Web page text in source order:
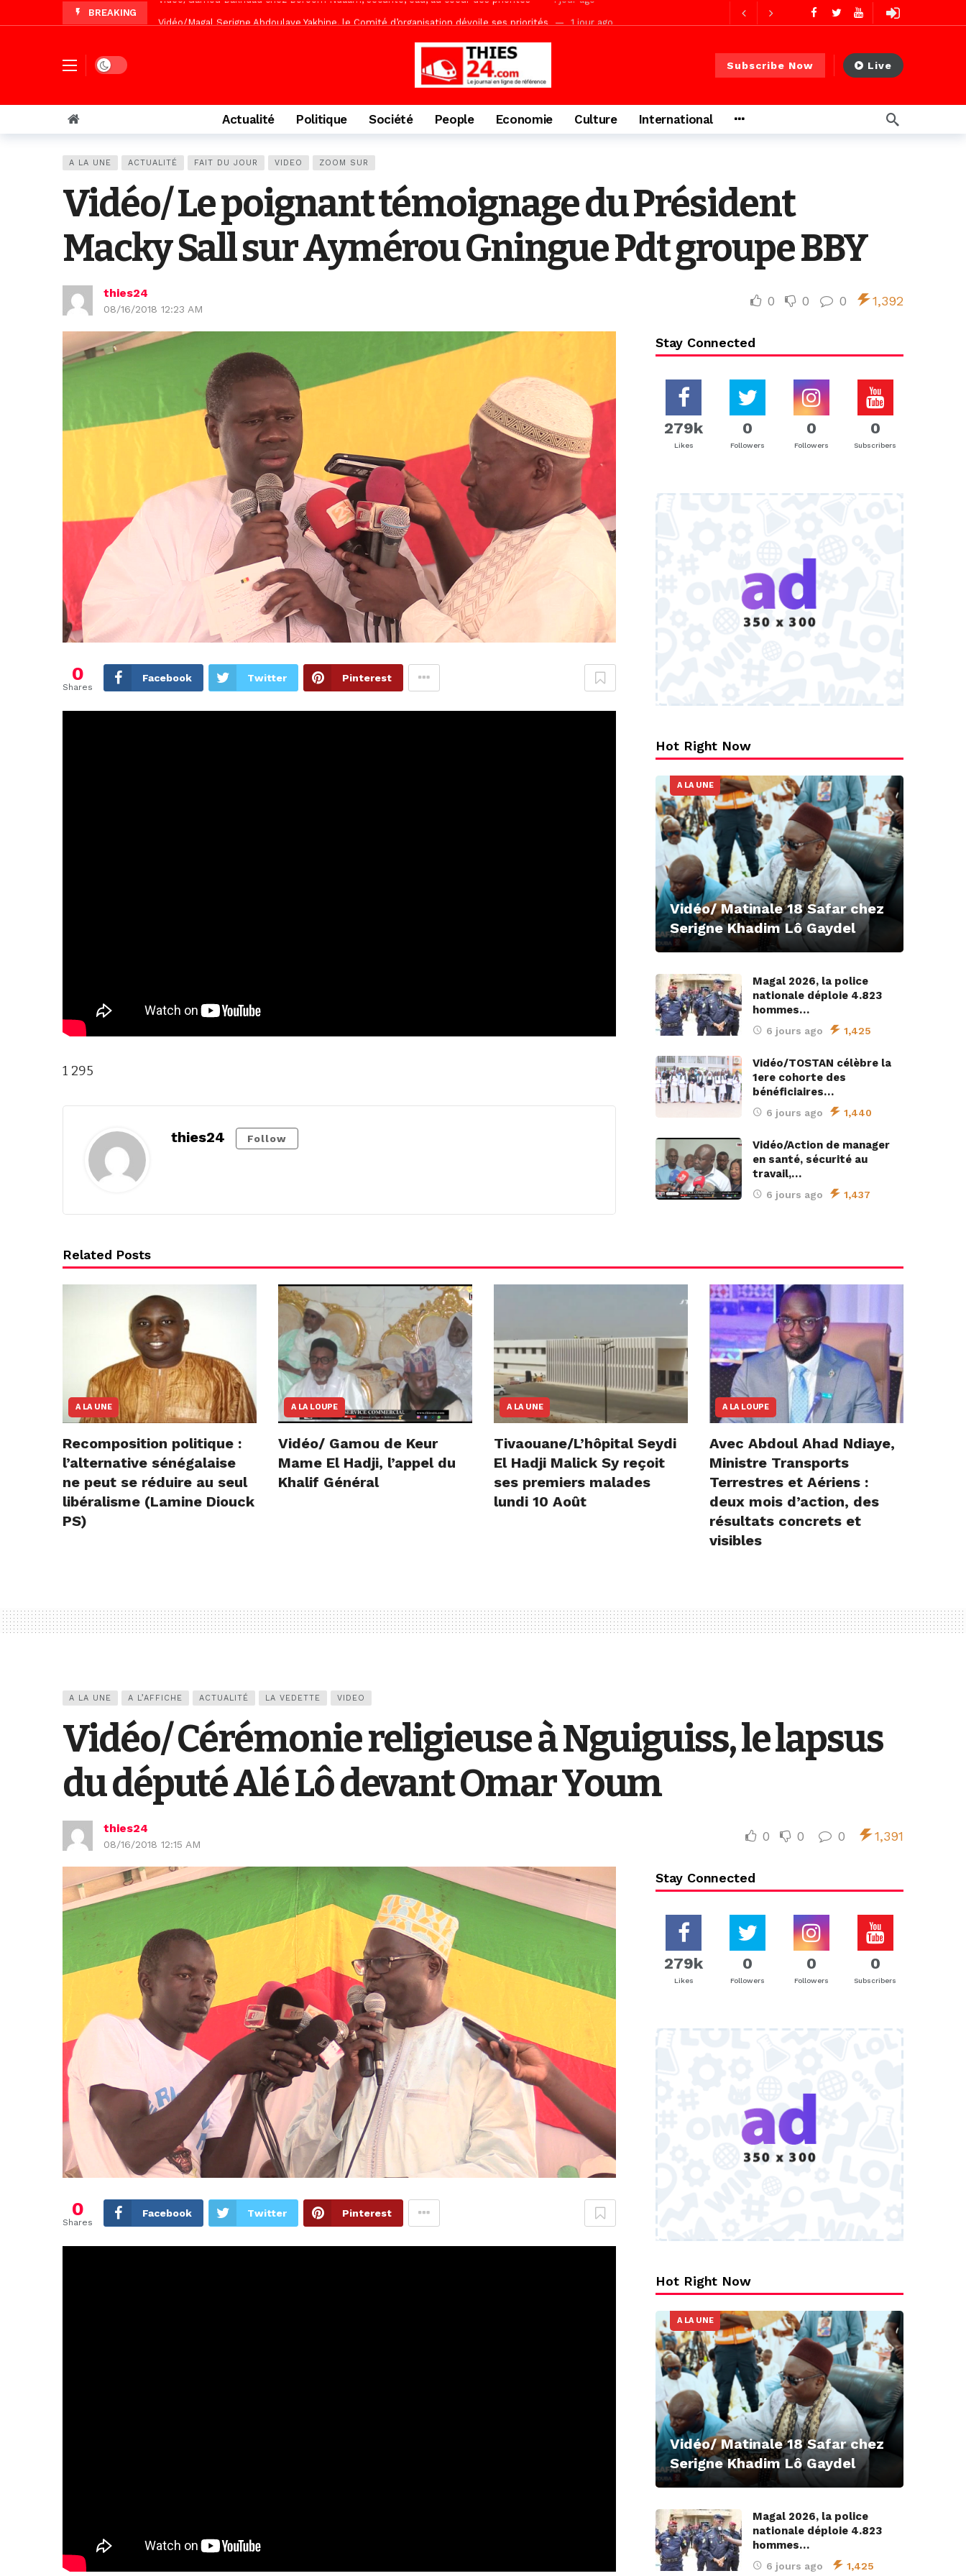
BREAKING
Tivaouane/L’hôpital Seydi El Hadji Malick Sy reçoit ses premiers malades lundi 10 Août
Vidéo/Une première, lancement de vacances agricoles au Lycée Malick Sy de Thiès
Dark mode Subscribe Now Live
Actualité Politique Société People Economie Culture International
A LA UNE ACTUALITÉ FAIT DU JOUR VIDEO ZOOM SUR
Vidéo/ Le poignant témoignage du Président
Macky Sall sur Aymérou Gningue Pdt groupe BBY
thies24
08/16/2018 12:23 AM
0 0 0 1,392
0
Shares
Facebook Twitter Pinterest
1 295
thies24 Follow
Stay Connected
279k
Likes
0
Followers
0
Followers
0
Subscribers
Hot Right Now
A LA UNE
Vidéo/ Matinale 18 Safar chez
Serigne Khadim Lô Gaydel
Magal 2026, la police
nationale déploie 4.823
hommes…
6 jours ago 1,425
Vidéo/TOSTAN célèbre la
1ere cohorte des
bénéficiaires…
6 jours ago 1,440
Vidéo/Action de manager
en santé, sécurité au
travail,…
6 jours ago 1,437
Related Posts
A LA UNE
Recomposition politique :
l’alternative sénégalaise
ne peut se réduire au seul
libéralisme (Lamine Diouck
PS)
A LA LOUPE
Vidéo/ Gamou de Keur
Mame El Hadji, l’appel du
Khalif Général
A LA UNE
Tivaouane/L’hôpital Seydi
El Hadji Malick Sy reçoit
ses premiers malades
lundi 10 Août
A LA LOUPE
Avec Abdoul Ahad Ndiaye,
Ministre Transports
Terrestres et Aériens :
deux mois d’action, des
résultats concrets et
visibles
A LA UNE A L’AFFICHE ACTUALITÉ LA VEDETTE VIDEO
Vidéo/ Cérémonie religieuse à Nguiguiss, le lapsus
du député Alé Lô devant Omar Youm
thies24
08/16/2018 12:15 AM
0 0 0 1,391
0
Shares
Facebook Twitter Pinterest
Stay Connected
279k
Likes
0
Followers
0
Followers
0
Subscribers
Hot Right Now
A LA UNE
Vidéo/ Matinale 18 Safar chez
Serigne Khadim Lô Gaydel
Magal 2026, la police
nationale déploie 4.823
hommes…
6 jours ago 1,425